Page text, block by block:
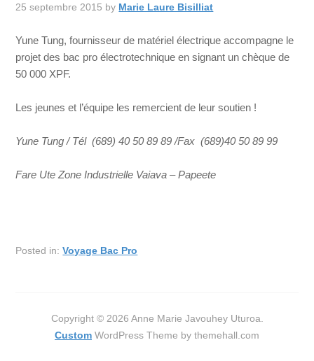
25 septembre 2015 by Marie Laure Bisilliat
Yune Tung, fournisseur de matériel électrique accompagne le
projet des bac pro électrotechnique en signant un chèque de
50 000 XPF.
Les jeunes et l’équipe les remercient de leur soutien !
Yune Tung / Tél (689) 40 50 89 89 /Fax (689)40 50 89 99
Fare Ute Zone Industrielle Vaiava –Papeete
Posted in:Voyage Bac Pro
Copyright © 2026 Anne Marie Javouhey Uturoa.
Custom WordPress Theme by themehall.com